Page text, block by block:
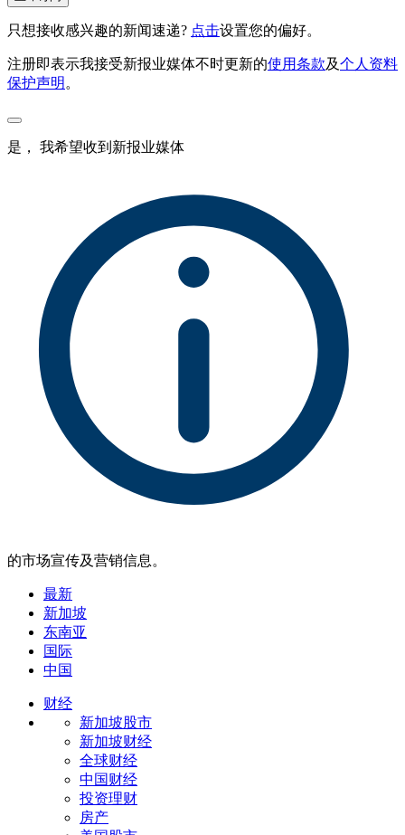
只想接收感兴趣的新闻速递? 点击设置您的偏好。
注册即表示我接受新报业媒体不时更新的使用条款及个人资料
保护声明 。
是， 我希望收到新报业媒体
的市场宣传及营销信息。
最新
新加坡
东南亚
国际
中国
财经
新加坡股市
新加坡财经
全球财经
中国财经
投资理财
房产